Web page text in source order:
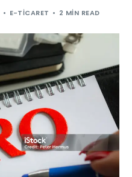
E-TICARET 2 MIN READ